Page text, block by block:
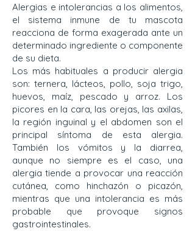
Alergias e intolerancias a los alimentos,
el sistema inmune de tu mascota
reacciona de forma exagerada ante un
determinado ingrediente o componente
de su dieta.
Los más habituales a producir alergia
son: ternera, lácteos, pollo, soja trigo,
huevos, maíz, pescado y arroz. Los
picores en la cara, las orejas, las axilas,
la región inguinal y el abdomen son el
principal síntoma de esta alergia.
También los vómitos y la diarrea,
aunque no siempre es el caso, una
alergia tiende a provocar una reacción
cutánea, como hinchazón o picazón,
mientras que una intolerancia es más
probable que provoque signos
gastrointestinales.